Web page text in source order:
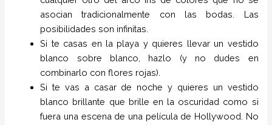
asocian tradicionalmente con las bodas. Las
posibilidades son infinitas.
Si te casas en la playa y quieres llevar un vestido
blanco sobre blanco, hazlo (y no dudes en
combinarlo con flores rojas).
Si te vas a casar de noche y quieres un vestido
blanco brillante que brille en la oscuridad como si
fuera una escena de una película de Hollywood. No